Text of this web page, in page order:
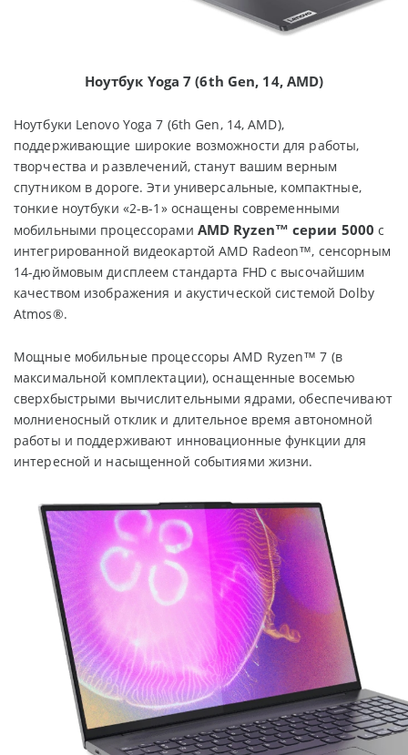
Ноутбук Yoga 7 (6th Gen, 14, AMD)
Ноутбуки Lenovo Yoga 7 (6th Gen, 14, AMD),
поддерживающие широкие возможности для работы,
творчества и развлечений, станут вашим верным
спутником в дороге. Эти универсальные, компактные,
тонкие ноутбуки «2-в-1» оснащены современными
мобильными процессорами AMD Ryzen™ серии 5000 с
интегрированной видеокартой AMD Radeon™, сенсорным
14-дюймовым дисплеем стандарта FHD с высочайшим
качеством изображения и акустической системой Dolby
Atmos®.
Мощные мобильные процессоры AMD Ryzen™ 7 (в
максимальной комплектации), оснащенные восемью
сверхбыстрыми вычислительными ядрами, обеспечивают
молниеносный отклик и длительное время автономной
работы и поддерживают инновационные функции для
интересной и насыщенной событиями жизни.